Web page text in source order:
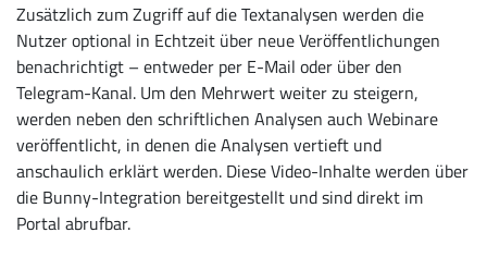
Zusätzlich zum Zugriff auf die Textanalysen werden die
Nutzer optional in Echtzeit über neue Veröffentlichungen
benachrichtigt – entweder per E-Mail oder über den
Telegram-Kanal. Um den Mehrwert weiter zu steigern,
werden neben den schriftlichen Analysen auch Webinare
veröffentlicht, in denen die Analysen vertieft und
anschaulich erklärt werden. Diese Video-Inhalte werden über
die Bunny-Integration bereitgestellt und sind direkt im
Portal abrufbar.